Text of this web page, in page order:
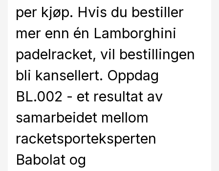
per kjøp. Hvis du bestiller
mer enn én Lamborghini
padelracket, vil bestillingen
bli kansellert. Oppdag
BL.002 - et resultat av
samarbeidet mellom
racketsporteksperten
Babolat og